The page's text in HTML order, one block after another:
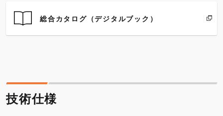
総合カタログ（デジタルブック）
技術仕様